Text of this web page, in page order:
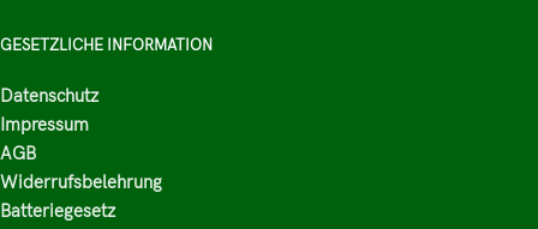
GESETZLICHE INFORMATION
Datenschutz
Impressum
AGB
Widerrufsbelehrung
Batteriegesetz